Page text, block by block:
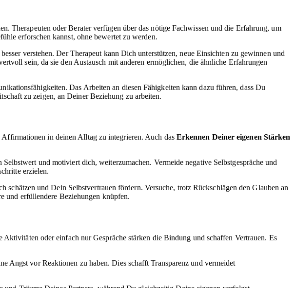
Therapeuten oder Berater verfügen über das nötige Fachwissen und die Erfahrung, um
erforschen kannst, ohne bewertet zu werden.
verstehen. Der Therapeut kann Dich unterstützen, neue Einsichten zu gewinnen und
sein, da sie den Austausch mit anderen ermöglichen, die ähnliche Erfahrungen
Das Arbeiten an diesen Fähigkeiten kann dazu führen, dass Du
zu zeigen, an Deiner Beziehung zu arbeiten.
in deinen Alltag zu integrieren. Auch das Erkennen Deiner eigenen Stärken
und motiviert dich, weiterzumachen. Vermeide negative Selbstgespräche und
erzielen.
und Dein Selbstvertrauen fördern. Versuche, trotz Rückschlägen den Glauben an
und erfüllendere Beziehungen knüpfen.
oder einfach nur Gespräche stärken die Bindung und schaffen Vertrauen. Es
Angst vor Reaktionen zu haben. Dies schafft Transparenz und vermeidet